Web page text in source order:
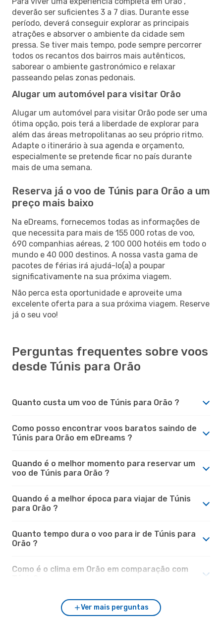
deverão ser suficientes 3 a 7 dias. Durante esse
período, deverá conseguir explorar as principais
atrações e absorver o ambiente da cidade sem
pressa. Se tiver mais tempo, pode sempre percorrer
todos os recantos dos bairros mais autênticos,
saborear o ambiente gastronómico e relaxar
passeando pelas zonas pedonais.
Alugar um automóvel para visitar Orão
Alugar um automóvel para visitar Orão pode ser uma
ótima opção, pois terá a liberdade de explorar para
além das áreas metropolitanas ao seu próprio ritmo.
Adapte o itinerário à sua agenda e orçamento,
especialmente se pretende ficar no país durante
mais de uma semana.
Reserva já o voo de Túnis para Orão a um
preço mais baixo
Na eDreams, fornecemos todas as informações de
que necessita para mais de 155 000 rotas de voo,
690 companhias aéreas, 2 100 000 hotéis em todo o
mundo e 40 000 destinos. A nossa vasta gama de
pacotes de férias irá ajudá-lo(a) a poupar
significativamente na sua próxima viagem.
Não perca esta oportunidade e aproveite uma
excelente oferta para a sua próxima viagem. Reserve
já o seu voo!
Perguntas frequentes sobre voos
desde Túnis para Orão
Quanto custa um voo de Túnis para Orão ?
Como posso encontrar voos baratos saindo de
Túnis para Orão em eDreams ?
Quando é o melhor momento para reservar um
voo de Túnis para Orão ?
Quando é a melhor época para viajar de Túnis
para Orão ?
Quanto tempo dura o voo para ir de Túnis para
Orão ?
Como é o clima em Orão em comparação com
Ver mais perguntas